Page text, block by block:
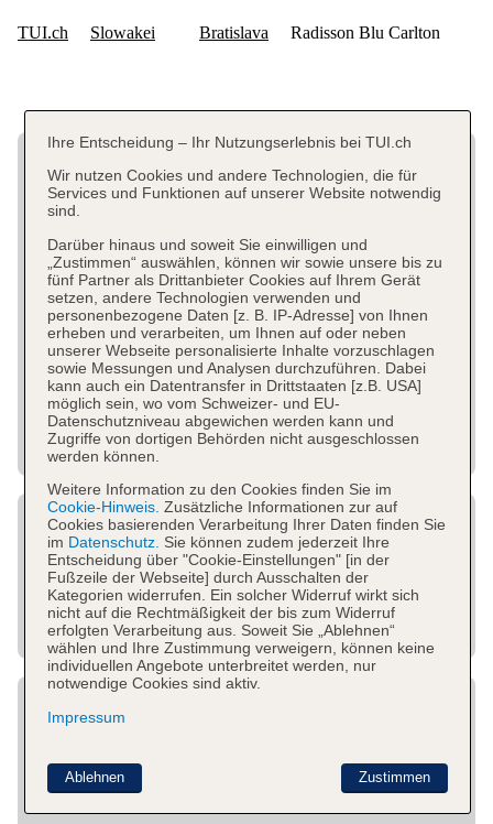
Ihre Entscheidung – Ihr Nutzungserlebnis bei TUI.ch
Wir nutzen Cookies und andere Technologien, die für
Services und Funktionen auf unserer Website notwendig
sind.
Darüber hinaus und soweit Sie einwilligen und
„Zustimmen“ auswählen, können wir sowie unsere bis zu
fünf Partner als Drittanbieter Cookies auf Ihrem Gerät
setzen, andere Technologien verwenden und
personenbezogene Daten [z. B. IP-Adresse] von Ihnen
erheben und verarbeiten, um Ihnen auf oder neben
unserer Webseite personalisierte Inhalte vorzuschlagen
sowie Messungen und Analysen durchzuführen. Dabei
kann auch ein Datentransfer in Drittstaaten [z.B. USA]
möglich sein, wo vom Schweizer- und EU-
Datenschutzniveau abgewichen werden kann und
Zugriffe von dortigen Behörden nicht ausgeschlossen
werden können.
Weitere Information zu den Cookies finden Sie im
Cookie-Hinweis. Zusätzliche Informationen zur auf
Cookies basierenden Verarbeitung Ihrer Daten finden Sie
im Datenschutz. Sie können zudem jederzeit Ihre
Entscheidung über "Cookie-Einstellungen" [in der
Fußzeile der Webseite] durch Ausschalten der
Kategorien widerrufen. Ein solcher Widerruf wirkt sich
nicht auf die Rechtmäßigkeit der bis zum Widerruf
erfolgten Verarbeitung aus. Soweit Sie „Ablehnen“
wählen und Ihre Zustimmung verweigern, können keine
individuellen Angebote unterbreitet werden, nur
notwendige Cookies sind aktiv.
Impressum
Zustimmen
Ablehnen